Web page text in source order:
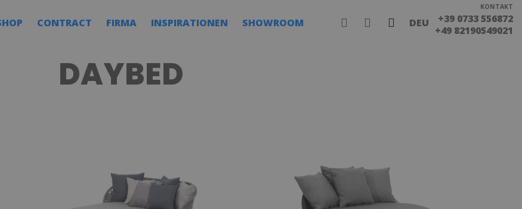
CONTRACT FIRMA INSPIRATIONEN SHOWROOM DEU
KONTAKT
+39 0733 556872
+49 82190549021
DAYBED